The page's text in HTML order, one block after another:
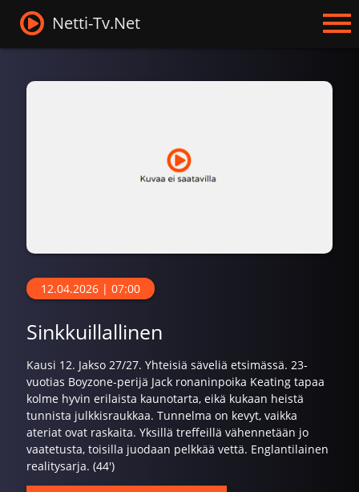
Netti-Tv.Net
12.04.2026 | 07:00
Sinkkuillallinen
Kausi 12. Jakso 27/27. Yhteisiä säveliä etsimässä. 23-
vuotias Boyzone-perijä Jack ronaninpoika Keating tapaa
kolme hyvin erilaista kaunotarta, eikä kukaan heistä
tunnista julkkisraukkaa. Tunnelma on kevyt, vaikka
ateriat ovat raskaita. Yksillä treffeillä vähennetään jo
vaatetusta, toisilla juodaan pelkkää vettä. Englantilainen
realitysarja. (44')